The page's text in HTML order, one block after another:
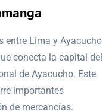
entre Lima y Ayacucho
conecta la capital del
de Ayacucho. Este
importantes
de mercancías.